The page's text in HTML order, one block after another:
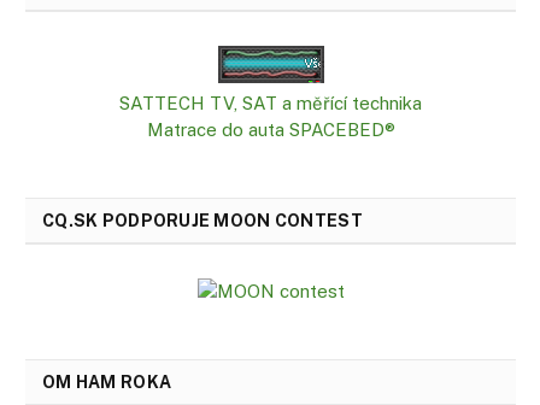
SATTECH TV, SAT a měřící technika
Matrace do auta SPACEBED®
CQ.SK PODPORUJE MOON CONTEST
OM HAM ROKA